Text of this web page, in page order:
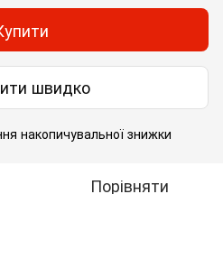
швидко
накопичувальної знижки
Порівняти